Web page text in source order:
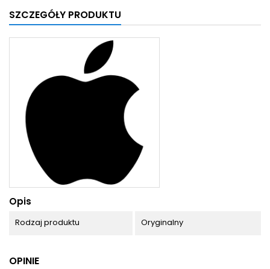
SZCZEGÓŁY PRODUKTU
Opis
Rodzaj produktu Oryginalny
OPINIE